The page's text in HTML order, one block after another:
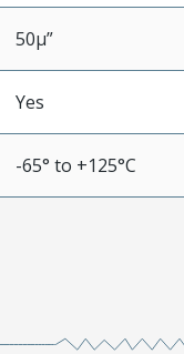
50µ”
Yes
-65° to +125°C